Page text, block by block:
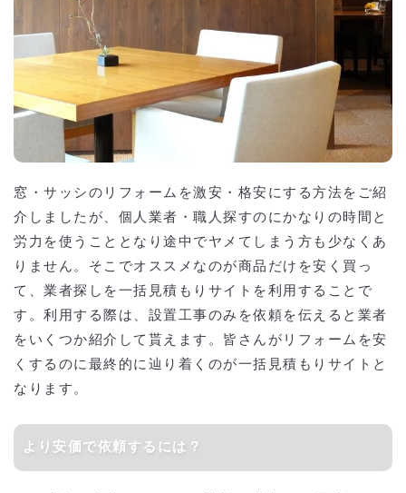
窓・サッシのリフォームを激安・格安にする方法をご紹
介しましたが、個人業者・職人探すのにかなりの時間と
労力を使うこととなり途中でヤメてしまう方も少なくあ
りません。そこでオススメなのが商品だけを安く買っ
て、業者探しを一括見積もりサイトを利用することで
す。利用する際は、設置工事のみを依頼を伝えると業者
をいくつか紹介して貰えます。皆さんがリフォームを安
くするのに最終的に辿り着くのが一括見積もりサイトと
なります。
より安価で依頼するには？